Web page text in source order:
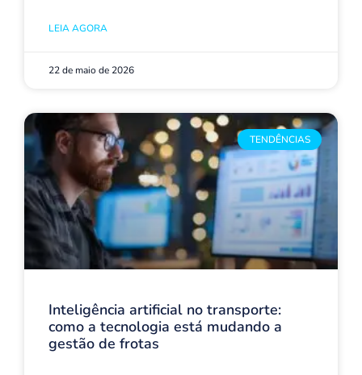
LEIA AGORA
22 de maio de 2026
TENDÊNCIAS
Inteligência artificial no transporte:
como a tecnologia está mudando a
gestão de frotas